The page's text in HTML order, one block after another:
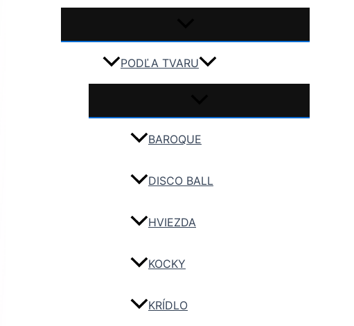
PODĽA TVARU
BAROQUE
DISCO BALL
HVIEZDA
KOCKY
KRÍDLO